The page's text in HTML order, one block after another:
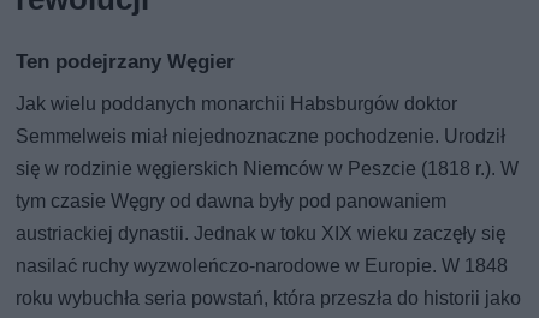
Ten podejrzany Węgier
Jak wielu poddanych monarchii Habsburgów doktor
Semmelweis miał niejednoznaczne pochodzenie. Urodził
się w rodzinie węgierskich Niemców w Peszcie (1818 r.). W
tym czasie Węgry od dawna były pod panowaniem
austriackiej dynastii. Jednak w toku XIX wieku zaczęły się
nasilać ruchy wyzwoleńczo-narodowe w Europie. W 1848
roku wybuchła seria powstań, która przeszła do historii jako